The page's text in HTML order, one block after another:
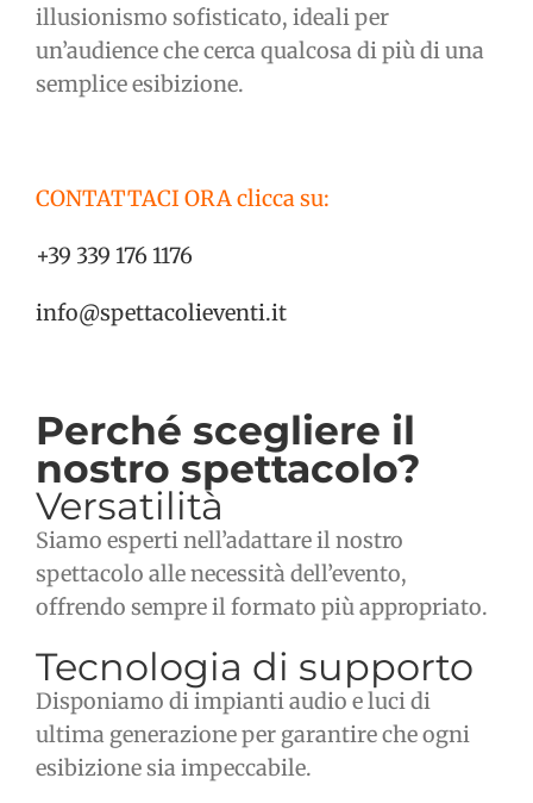
illusionismo sofisticato, ideali per
un’audience che cerca qualcosa di più di una
semplice esibizione.
CONTATTACI ORA clicca su:
+39 339 176 1176
info@spettacolieventi.it
Perché scegliere il
nostro spettacolo?
Versatilità
Siamo esperti nell’adattare il nostro
spettacolo alle necessità dell’evento,
offrendo sempre il formato più appropriato.
Tecnologia di supporto
Disponiamo di impianti audio e luci di
ultima generazione per garantire che ogni
esibizione sia impeccabile.